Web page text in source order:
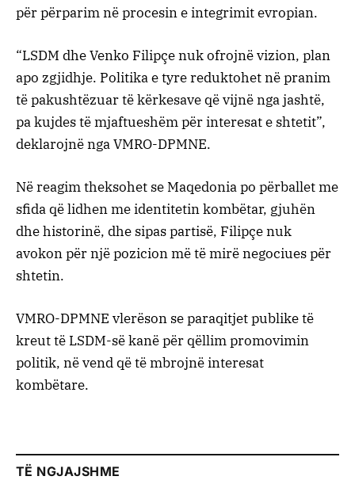
për përparim në procesin e integrimit evropian.
“LSDM dhe Venko Filipçe nuk ofrojnë vizion, plan
apo zgjidhje. Politika e tyre reduktohet në pranim
të pakushtëzuar të kërkesave që vijnë nga jashtë,
pa kujdes të mjaftueshëm për interesat e shtetit”,
deklarojnë nga VMRO-DPMNE.
Në reagim theksohet se Maqedonia po përballet me
sfida që lidhen me identitetin kombëtar, gjuhën
dhe historinë, dhe sipas partisë, Filipçe nuk
avokon për një pozicion më të mirë negociues për
shtetin.
VMRO-DPMNE vlerëson se paraqitjet publike të
kreut të LSDM-së kanë për qëllim promovimin
politik, në vend që të mbrojnë interesat
kombëtare.
TË NGJAJSHME